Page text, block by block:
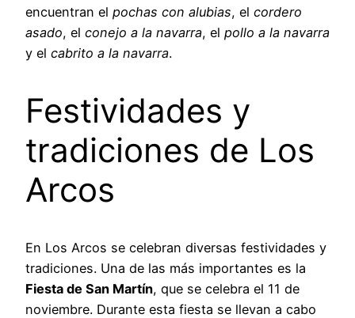
encuentran el pochas con alubias, el cordero
asado, el conejo a la navarra, el pollo a la navarra
y el cabrito a la navarra.
Festividades y
tradiciones de Los
Arcos
En Los Arcos se celebran diversas festividades y
tradiciones. Una de las más importantes es la
Fiesta de San Martín, que se celebra el 11 de
noviembre. Durante esta fiesta se llevan a cabo